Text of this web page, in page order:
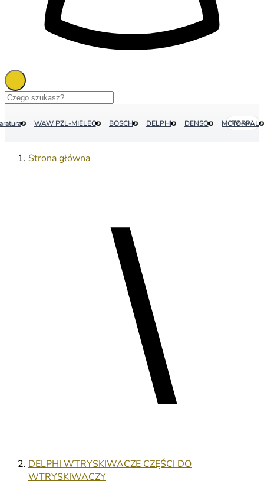
WAW PZL-MIELEC BOSCH DELPHI DENSO MOTORPAL
Więcej
Strona główna
DELPHI WTRYSKIWACZE CZĘŚCI DO
WTRYSKIWACZY